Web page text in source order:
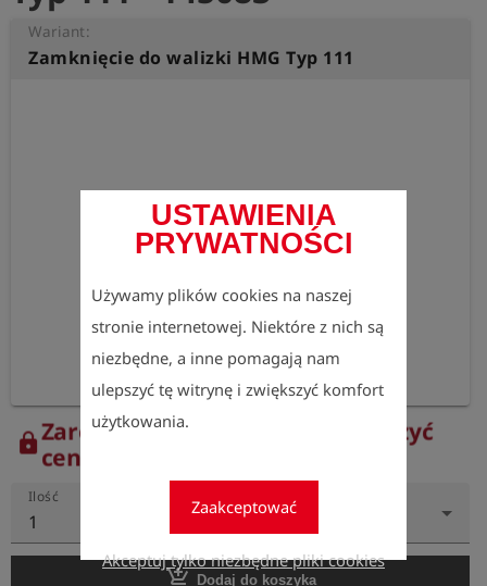
USTAWIENIA
PRYWATNOŚCI
Używamy plików cookies na naszej
stronie internetowej. Niektóre z nich są
niezbędne, a inne pomagają nam
ulepszyć tę witrynę i zwiększyć komfort
użytkowania.
Zaakceptować
Akceptuj tylko niezbędne pliki cookies
Wariant:
Zamknięcie do walizki HMG Typ 111
lockZarejestruj się teraz, aby zobaczyć
ceny.
Ilość
1
add_shopping_cart Dodaj do koszyka